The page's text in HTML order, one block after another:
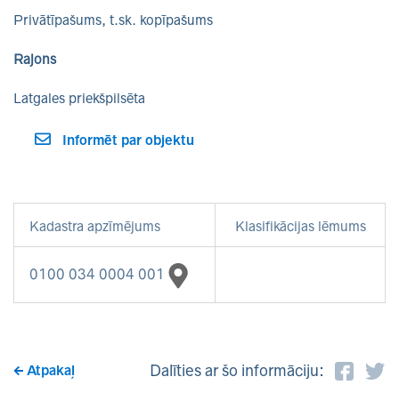
Privātīpašums, t.sk. kopīpašums
Rajons
Latgales priekšpilsēta
Informēt par objektu
Kadastra apzīmējums Klasifikācijas lēmums
0100 034 0004 001
Atpakaļ Dalīties ar šo informāciju: